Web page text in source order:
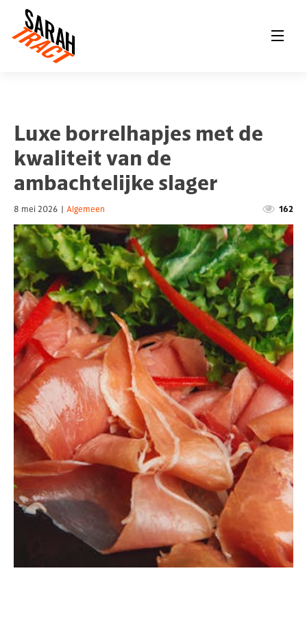
Luxe borrelhapjes met de
kwaliteit van de
ambachtelijke slager
8 mei 2026 | Algemeen 162